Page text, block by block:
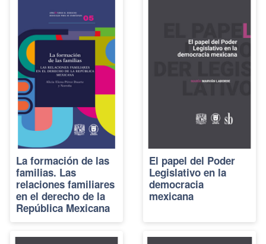
La formación de las
familias. Las
relaciones familiares
en el derecho de la
República Mexicana
El papel del Poder
Legislativo en la
democracia
mexicana